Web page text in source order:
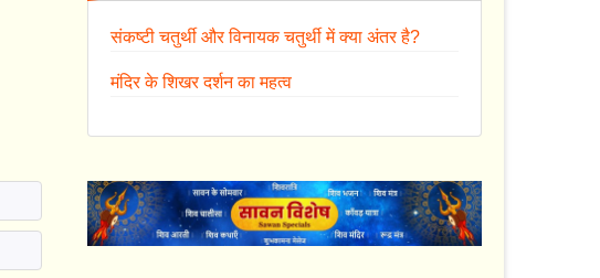
संकष्टी चतुर्थी और विनायक चतुर्थी में क्या अंतर है?
मंदिर के शिखर दर्शन का महत्व